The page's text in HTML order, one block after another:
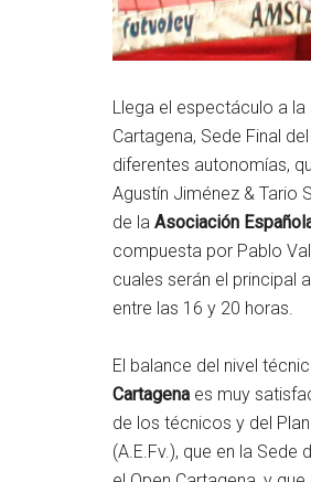
Llega el espectáculo a la
Cartagena, Sede Final del
diferentes autonomías,
Agustín Jiménez & Tario
de la Asociación
compuesta por Pablo
cuales serán el principal
entre las 16 y 20 horas.
El balance del nivel
Cartagena es muy
de los técnicos y del
(A.E.Fv.), que en la